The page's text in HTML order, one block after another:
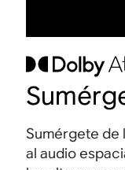
Sumérgete de
al audio